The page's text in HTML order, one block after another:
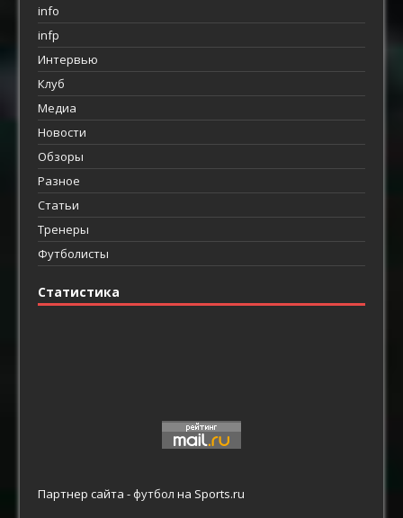
info
infp
Интервью
Клуб
Медиа
Новости
Обзоры
Разное
Статьи
Тренеры
Футболисты
Статистика
Партнер сайта -футбол на Sports.ru